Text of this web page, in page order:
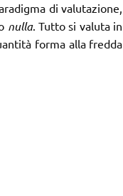
di valutazione,
nulla. Tutto si valuta in
forma alla fredda